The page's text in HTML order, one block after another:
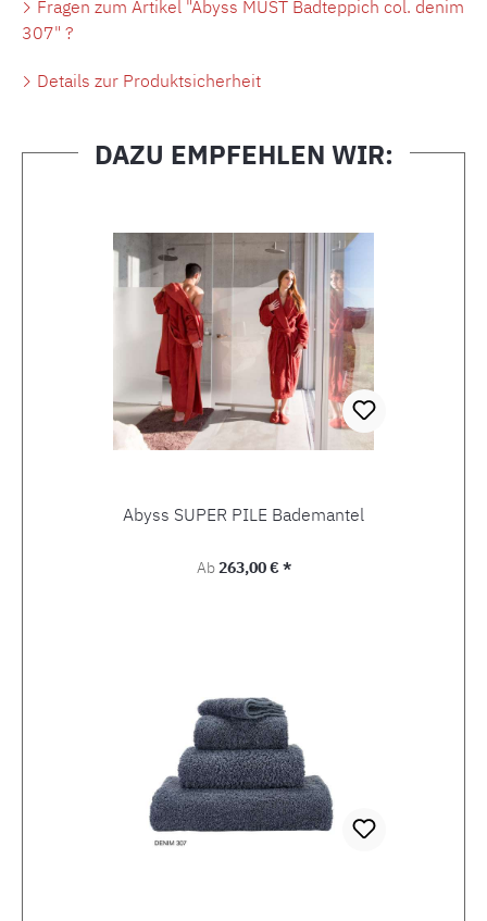
Fragen zum Artikel "Abyss MUST Badteppich col. denim
307" ?
Details zur Produktsicherheit
DAZU EMPFEHLEN WIR:
Abyss SUPER PILE Bademantel
Regulärer Preis:
Ab263,00 € *